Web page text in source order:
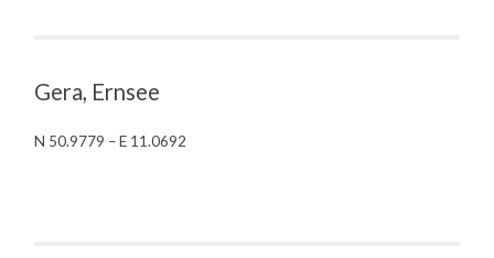
Gera, Ernsee
N 50.9779 – E 11.0692